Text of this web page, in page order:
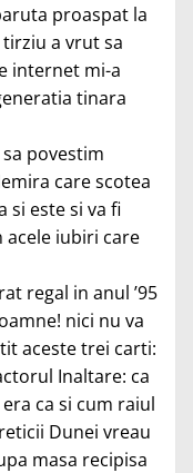
proaspat la
a vrut sa
internet mi-a
tinara
povestim
care scotea
si este si va fi
acele iubiri care
regal in anul ’95
nici nu va
aceste trei carti:
Inaltare: ca
ca si cum raiul
Dunei vreau
masa recipisa